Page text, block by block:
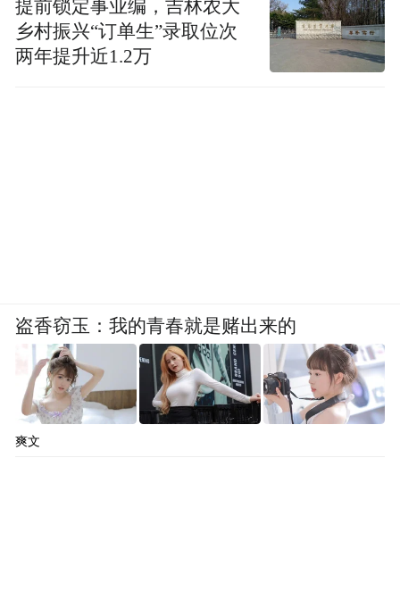
提前锁定事业编，吉林农大
乡村振兴“订单生”录取位次
两年提升近1.2万
盗香窃玉：我的青春就是赌出来的
爽文